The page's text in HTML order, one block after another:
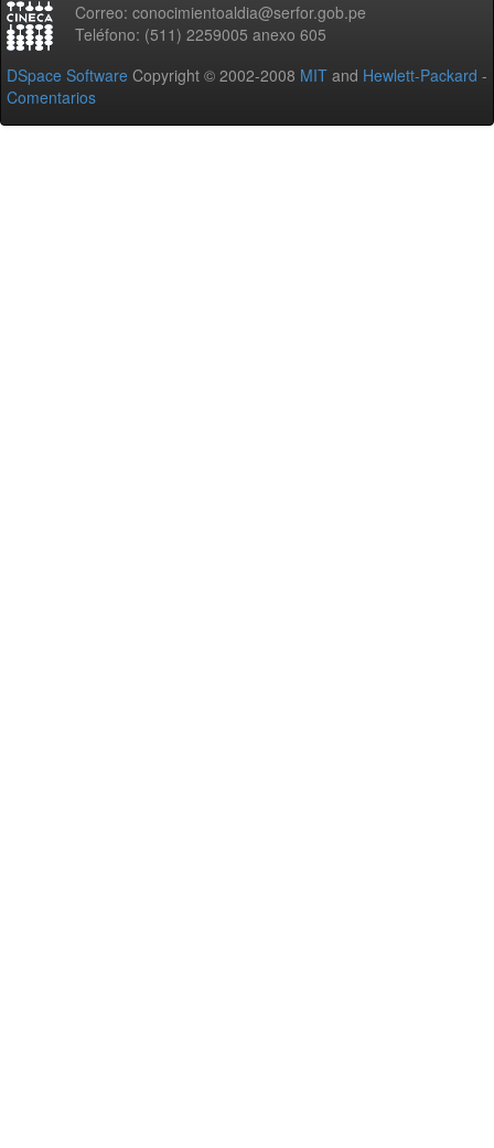
Correo: conocimientoaldia@serfor.gob.pe
Teléfono: (511) 2259005 anexo 605
DSpace Software Copyright © 2002-2008 MIT and Hewlett-Packard -
Comentarios